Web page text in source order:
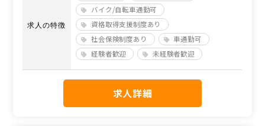
求人の特徴
バイク/自転車通勤可
資格取得支援制度あり
社会保険制度あり
車通勤可
経験者歓迎
未経験者歓迎
求人詳細